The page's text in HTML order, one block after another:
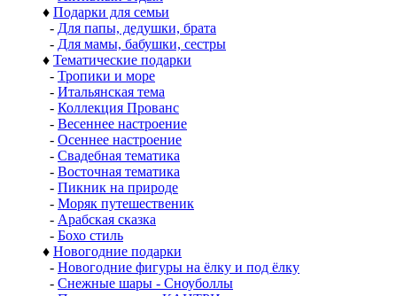
♦ Подарки для семьи
- Для папы, дедушки, брата
- Для мамы, бабушки, сестры
♦ Тематические подарки
- Тропики и море
- Итальянская тема
- Коллекция Прованс
- Весеннее настроение
- Осеннее настроение
- Свадебная тематика
- Восточная тематика
- Пикник на природе
- Моряк путешественик
- Арабская сказка
- Бохо стиль
♦ Новогодние подарки
- Новогодние фигуры на ёлку и под ёлку
- Снежные шары - Сноуболлы